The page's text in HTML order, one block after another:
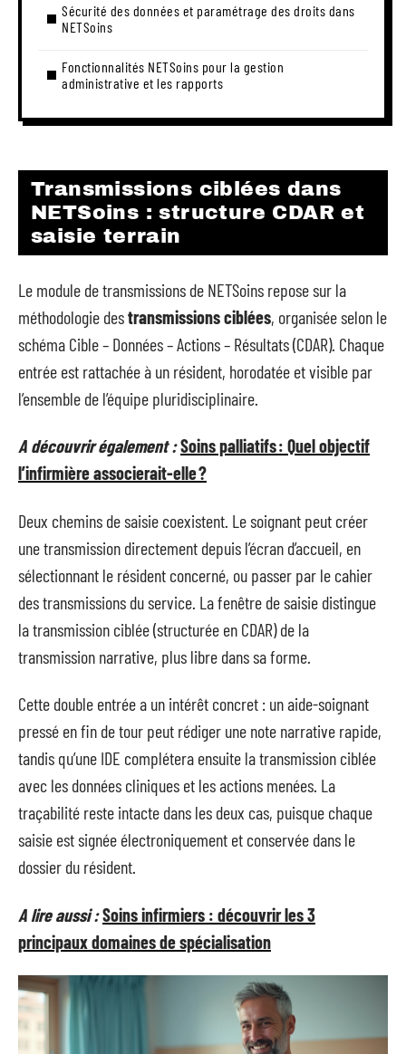
Sécurité des données et paramétrage des droits dans
NETSoins
Fonctionnalités NETSoins pour la gestion
administrative et les rapports
Transmissions ciblées dans
NETSoins : structure CDAR et
saisie terrain
Le module de transmissions de NETSoins repose sur la
méthodologie destransmissions ciblées, organisée selon le
schéma Cible – Données – Actions – Résultats (CDAR). Chaque
entrée est rattachée à un résident, horodatée et visible par
l’ensemble de l’équipe pluridisciplinaire.
A découvrir également :Soins palliatifs : Quel objectif
l’infirmière associerait-elle ?
Deux chemins de saisie coexistent. Le soignant peut créer
une transmission directement depuis l’écran d’accueil, en
sélectionnant le résident concerné, ou passer par le cahier
des transmissions du service. La fenêtre de saisie distingue
la transmission ciblée (structurée en CDAR) de la
transmission narrative, plus libre dans sa forme.
Cette double entrée a un intérêt concret : un aide-soignant
pressé en fin de tour peut rédiger une note narrative rapide,
tandis qu’une IDE complétera ensuite la transmission ciblée
avec les données cliniques et les actions menées. La
traçabilité reste intacte dans les deux cas, puisque chaque
saisie est signée électroniquement et conservée dans le
dossier du résident.
A lire aussi :Soins infirmiers : découvrir les 3
principaux domaines de spécialisation